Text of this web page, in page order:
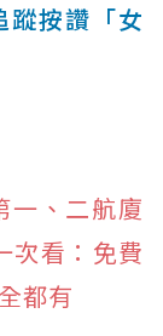
蹤按讚「女
一、二航廈
次看：免費
都有